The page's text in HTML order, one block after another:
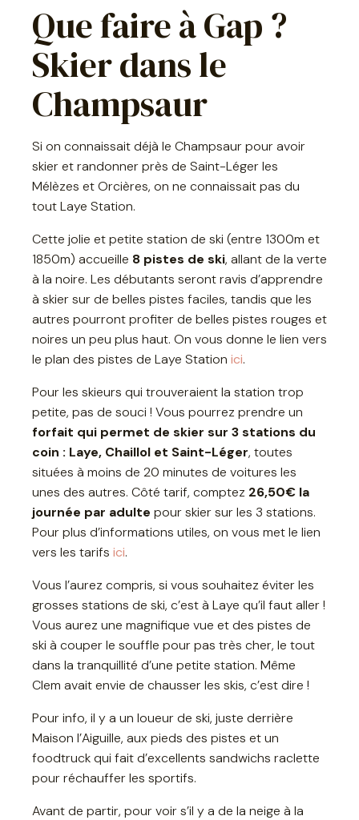
Que faire à Gap ?
Skier dans le
Champsaur
Si on connaissait déjà le Champsaur pour avoir
skier et randonner près de Saint-Léger les
Mélèzes et Orcières, on ne connaissait pas du
tout Laye Station.
Cette jolie et petite station de ski (entre 1300m et
1850m) accueille 8 pistes de ski, allant de la verte
à la noire. Les débutants seront ravis d’apprendre
à skier sur de belles pistes faciles, tandis que les
autres pourront profiter de belles pistes rouges et
noires un peu plus haut. On vous donne le lien vers
le plan des pistes de Laye Station ici.
Pour les skieurs qui trouveraient la station trop
petite, pas de souci ! Vous pourrez prendre un
forfait qui permet de skier sur 3 stations du
coin : Laye, Chaillol et Saint-Léger, toutes
situées à moins de 20 minutes de voitures les
unes des autres. Côté tarif, comptez 26,50€ la
journée par adulte pour skier sur les 3 stations.
Pour plus d’informations utiles, on vous met le lien
vers les tarifs ici.
Vous l’aurez compris, si vous souhaitez éviter les
grosses stations de ski, c’est à Laye qu’il faut aller !
Vous aurez une magnifique vue et des pistes de
ski à couper le souffle pour pas très cher, le tout
dans la tranquillité d’une petite station. Même
Clem avait envie de chausser les skis, c’est dire !
Pour info, il y a un loueur de ski, juste derrière
Maison l’Aiguille, aux pieds des pistes et un
foodtruck qui fait d’excellents sandwichs raclette
pour réchauffer les sportifs.
Avant de partir, pour voir s’il y a de la neige à la